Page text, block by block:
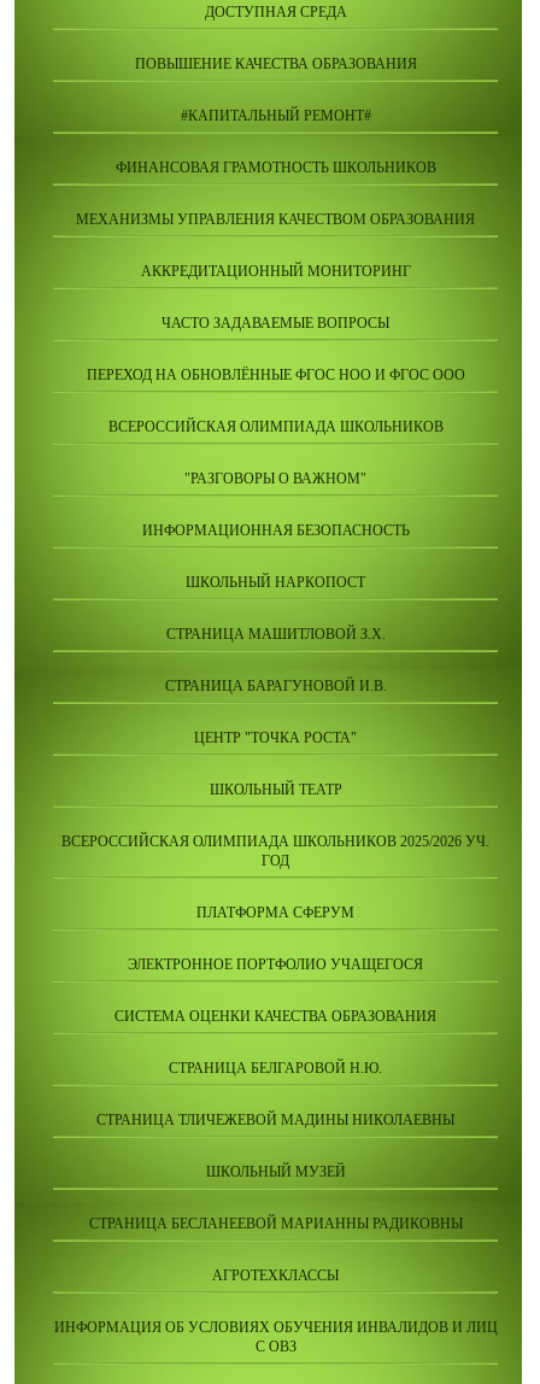
ДОСТУПНАЯ СРЕДА
ПОВЫШЕНИЕ КАЧЕСТВА ОБРАЗОВАНИЯ
#КАПИТАЛЬНЫЙ РЕМОНТ#
ФИНАНСОВАЯ ГРАМОТНОСТЬ ШКОЛЬНИКОВ
МЕХАНИЗМЫ УПРАВЛЕНИЯ КАЧЕСТВОМ ОБРАЗОВАНИЯ
АККРЕДИТАЦИОННЫЙ МОНИТОРИНГ
ЧАСТО ЗАДАВАЕМЫЕ ВОПРОСЫ
ПЕРЕХОД НА ОБНОВЛЁННЫЕ ФГОС НОО И ФГОС ООО
ВСЕРОССИЙСКАЯ ОЛИМПИАДА ШКОЛЬНИКОВ
"РАЗГОВОРЫ О ВАЖНОМ"
ИНФОРМАЦИОННАЯ БЕЗОПАСНОСТЬ
ШКОЛЬНЫЙ НАРКОПОСТ
СТРАНИЦА МАШИТЛОВОЙ З.Х.
СТРАНИЦА БАРАГУНОВОЙ И.В.
ЦЕНТР "ТОЧКА РОСТА"
ШКОЛЬНЫЙ ТЕАТР
ВСЕРОССИЙСКАЯ ОЛИМПИАДА ШКОЛЬНИКОВ 2025/2026 УЧ.
ГОД
ПЛАТФОРМА СФЕРУМ
ЭЛЕКТРОННОЕ ПОРТФОЛИО УЧАЩЕГОСЯ
СИСТЕМА ОЦЕНКИ КАЧЕСТВА ОБРАЗОВАНИЯ
СТРАНИЦА БЕЛГАРОВОЙ Н.Ю.
СТРАНИЦА ТЛИЧЕЖЕВОЙ МАДИНЫ НИКОЛАЕВНЫ
ШКОЛЬНЫЙ МУЗЕЙ
СТРАНИЦА БЕСЛАНЕЕВОЙ МАРИАННЫ РАДИКОВНЫ
АГРОТЕХКЛАССЫ
ИНФОРМАЦИЯ ОБ УСЛОВИЯХ ОБУЧЕНИЯ ИНВАЛИДОВ И ЛИЦ
С ОВЗ